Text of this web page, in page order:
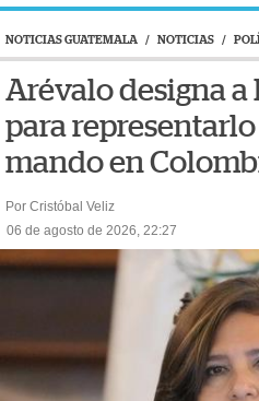
NOTICIAS GUATEMALA / NOTICIAS /
Arévalo designa
para
mando en
Por Cristóbal Veliz
06 de agosto de 2026, 22:27